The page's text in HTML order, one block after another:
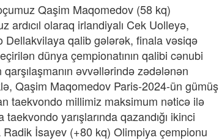
Qaşim Maqomedov (58 kq)
ardıcıl olaraq irlandiyalı Cek Uolleyə,
Dellakvilaya qalib gələrək, finala vəsiqə
dünya çempionatının qalibi cənubi
əvvəllərində zədələnən
Qaşim Maqomedov Paris-2024-ün gümüş
taekvondo millimiz maksimum nəticə ilə
yarışlarında qazandığı ikinci
İsayev (+80 kq) Olimpiya çempionu